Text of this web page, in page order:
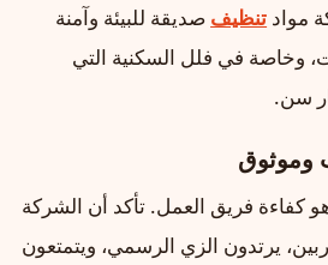
مواد تنظيف صديقة للبيئة وآمنة
وخاصة في فلل السكنية التي
سن.
كفاءة فريق العمل. تأكد أن الشركة
يرتدون الزي الرسمي، ويتمتعون